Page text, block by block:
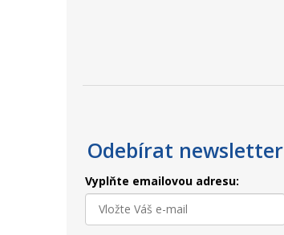
Odebírat newsletter
Vyplňte emailovou adresu: